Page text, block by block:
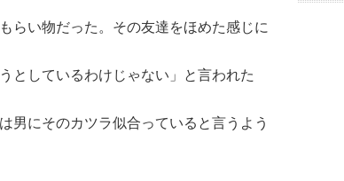
らい物だった。その友達をほめた感じに
としているわけじゃない」と言われた
男にそのカツラ似合っていると言うよう